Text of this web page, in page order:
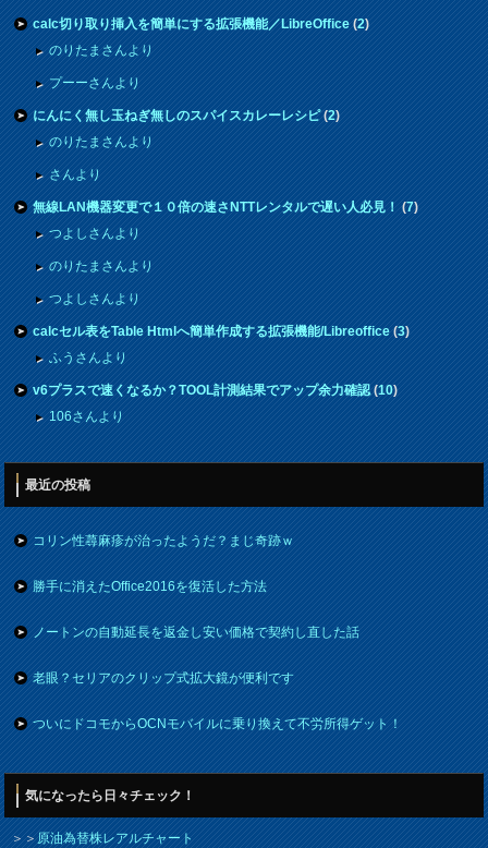
calc切り取り挿入を簡単にする拡張機能／LibreOffice(2)
のりたまさんより
プーーさんより
にんにく無し玉ねぎ無しのスパイスカレーレシピ(2)
のりたまさんより
さんより
無線LAN機器変更で１０倍の速さNTTレンタルで遅い人必見！(7)
つよしさんより
のりたまさんより
つよしさんより
calcセル表をTable Htmlへ簡単作成する拡張機能/Libreoffice(3)
ふうさんより
v6プラスで速くなるか？TOOL計測結果でアップ余力確認(10)
106さんより
最近の投稿
コリン性蕁麻疹が治ったようだ？まじ奇跡ｗ
勝手に消えたOffice2016を復活した方法
ノートンの自動延長を返金し安い価格で契約し直した話
老眼？セリアのクリップ式拡大鏡が便利です
ついにドコモからOCNモバイルに乗り換えて不労所得ゲット！
気になったら日々チェック！
＞＞原油為替株レアルチャート